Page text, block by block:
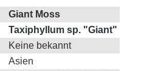
Giant Moss
Taxiphyllum sp. "Giant"
Keine bekannt
Asien